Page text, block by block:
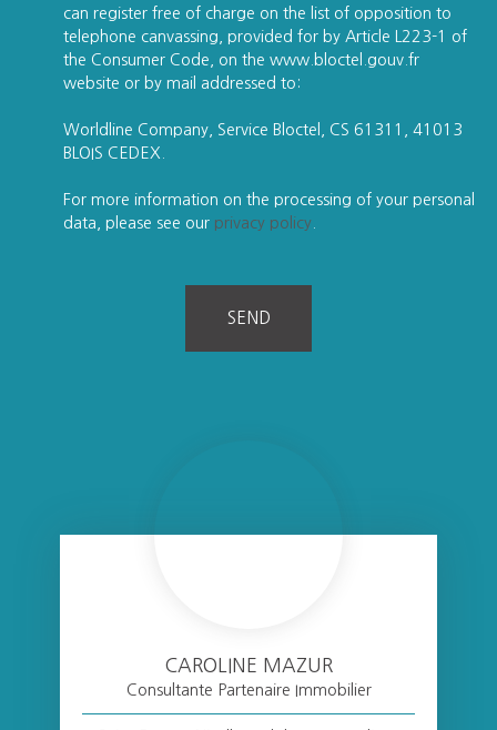
can register free of charge on the list of opposition to
telephone canvassing, provided for by Article L223-1 of
the Consumer Code, on the www.bloctel.gouv.fr
website or by mail addressed to:
Worldline Company, Service Bloctel, CS 61311, 41013
BLOIS CEDEX.
For more information on the processing of your personal
data, please see our privacy policy
SEND
CAROLINE MAZUR
Consultante Partenaire Immobilier